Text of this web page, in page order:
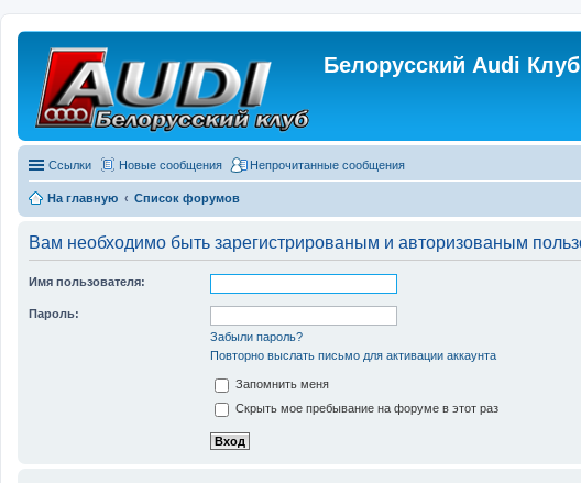
Белорусский Audi Клуб
Ссылки Новые сообщения Непрочитанные сообщения
На главную Список форумов
Вам необходимо быть зарегистрированым и авторизованым
Имя пользователя:
Пароль:
Забыли пароль?
Повторно выслать письмо для активации аккаунта
Запомнить меня
Скрыть мое пребывание на форуме в этот раз